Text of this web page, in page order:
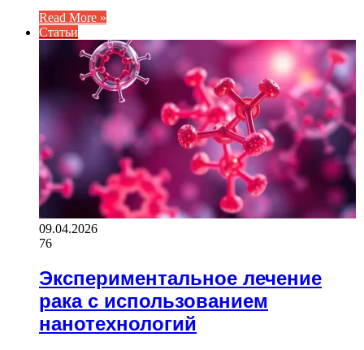
Read More »
Статьи
09.04.2026
76
Экспериментальное лечение
рака с использованием
нанотехнологий